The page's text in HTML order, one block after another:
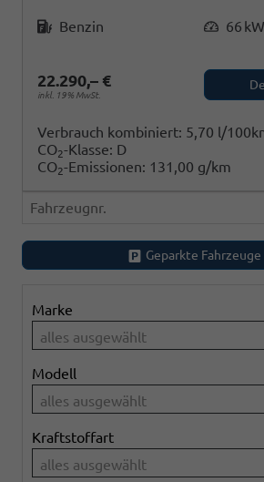
Benzin 66
22.290,– €
inkl. 19% MwSt.
Verbrauch kombiniert: 5,70 l/
CO2-Klasse: D
CO2-Emissionen: 131,00 g/km
Fahrzeugnr.
Geparkte Fahrzeuge
Marke
alles ausgewählt
Modell
alles ausgewählt
Kraftstoffart
alles ausgewählt